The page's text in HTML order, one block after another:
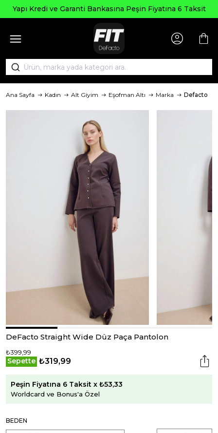
Yapı Kredi ve Garanti Bankasına Peşin Fiyatına 6 Taksit
Ana Sayfa Kadın Alt Giyim Eşofman Altı Marka Defacto
DeFacto Straight Wide Düz Paça Pantolon
₺399,99
Sepette ₺319,99
Peşin Fiyatına 6 Taksit x ₺53,33
Worldcard ve Bonus'a Özel
BEDEN